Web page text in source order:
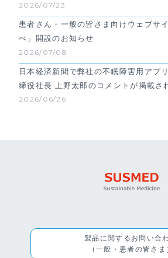
2026/07/23
2026/07/08
患者さん・一般の皆さま向けウェブサ
べ」開設のお知らせ
2026/06/26
日本経済新聞で弊社の不眠障害用アプ
締役社長 上野太郎のコメントが掲載さ
製品に関するお問い合
（一般・患者の皆さま